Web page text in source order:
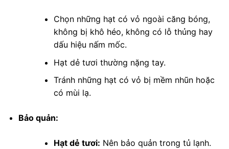
Chọn những hạt có vỏ ngoài căng bóng,
không bị khô héo, không có lỗ thủng hay
dấu hiệu nấm mốc.
Hạt dẻ tươi thường nặng tay.
Tránh những hạt có vỏ bị mềm nhũn hoặc
có mùi lạ.
Bảo quản:
Hạt dẻ tươi: Nên bảo quản trong tủ lạnh.